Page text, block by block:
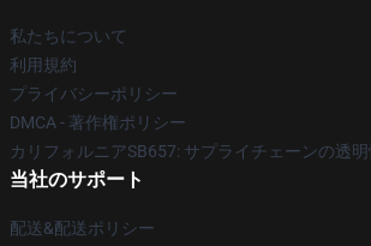
私たちについて
利用規約
プライバシーポリシー
DMCA - 著作権ポリシー
カリフォルニアSB657: サプライチェーンの透
当社のサポート
配送&配送ポリシー